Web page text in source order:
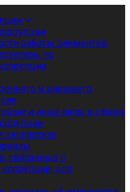
работы элементов
по
и внешнего
и иные акты в сфере
экспертиза
связанные с
для